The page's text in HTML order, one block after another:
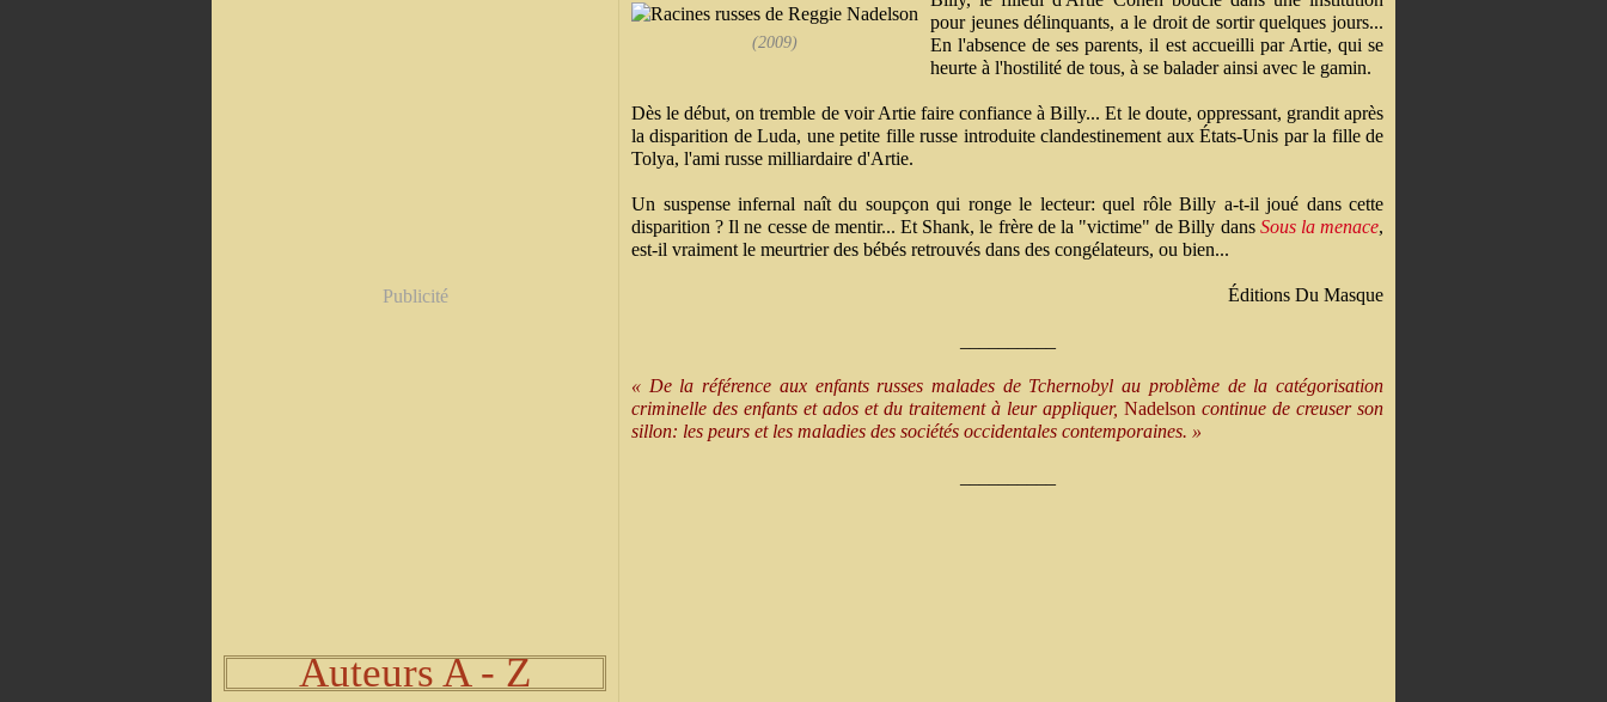
Publicité
Auteurs A - Z
(2009)
pour jeunes délinquants, a le droit de sortir quelques jours...
En l'absence de ses parents, il est accueilli par Artie, qui se
heurte à l'hostilité de tous, à se balader ainsi avec le gamin.
Dès le début, on tremble de voir Artie faire confiance à Billy... Et le doute, oppressant, grandit après
la disparition de Luda, une petite fille russe introduite clandestinement aux États-Unis par la fille de
Tolya, l'ami russe milliardaire d'Artie.
Un suspense infernal naît du soupçon qui ronge le lecteur: quel rôle Billy a-t-il joué dans cette
disparition ? Il ne cesse de mentir... Et Shank, le frère de la "victime" de Billy dans Sous la menace,
est-il vraiment le meurtrier des bébés retrouvés dans des congélateurs, ou bien...
Éditions Du Masque
« De la référence aux enfants russes malades de Tchernobyl au problème de la catégorisation
criminelle des enfants et ados et du traitement à leur appliquer, Nadelson continue de creuser son
sillon: les peurs et les maladies des sociétés occidentales contemporaines. »